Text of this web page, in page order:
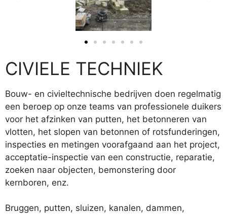
CIVIELE TECHNIEK
Bouw- en civieltechnische bedrijven doen regelmatig
een beroep op onze teams van professionele duikers
voor het afzinken van putten, het betonneren van
vlotten, het slopen van betonnen of rotsfunderingen,
inspecties en metingen voorafgaand aan het project,
acceptatie-inspectie van een constructie, reparatie,
zoeken naar objecten, bemonstering door
kernboren, enz.
Bruggen, putten, sluizen, kanalen, dammen,